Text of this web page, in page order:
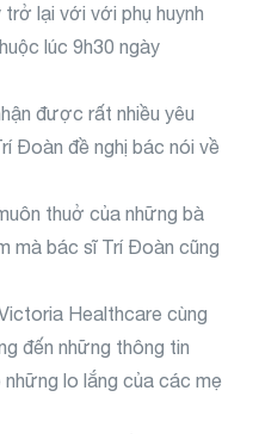
lại với với phụ huynh
lúc 9h30 ngày
được rất nhiều yêu
Đoàn đề nghị bác nói về
thuở của những bà
mà bác sĩ Trí Đoàn cũng
Healthcare cùng
đến những thông tin
lo lắng của các mẹ